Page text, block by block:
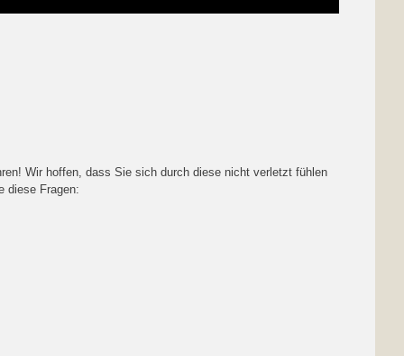
Wir hoffen, dass Sie sich durch diese nicht verletzt fühlen
diese Fragen: